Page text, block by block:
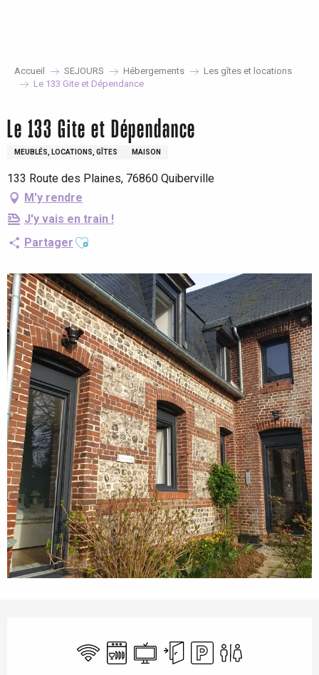
Accueil SEJOURS Hébergements
Les gîtes et locations
Le 133 Gite et Dépendance
Le 133 Gite et Dépendance
MEUBLÉS, LOCATIONS, GÎTES MAISON
133 Route des Plaines, 76860 Quiberville
M'y rendre
J'y vais en train !
Partager Ajouter aux favoris
WiFi
Lave vaisselle
TélévisionEntrée indépendante
ParkingToilettes